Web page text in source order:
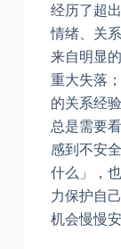
经历了超
情绪、关
来自明显
重大失落
的关系经
总是需要
感到不安
什么」，
力保护自
机会慢慢